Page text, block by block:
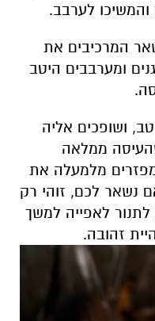
והמשיכו לערבב.
המרכיבים את
ומערבבים היטב
ושופכים אליה
ממלאה
מלמעלה את
נשאר לכם, זוהי רק
לאפייה למשך